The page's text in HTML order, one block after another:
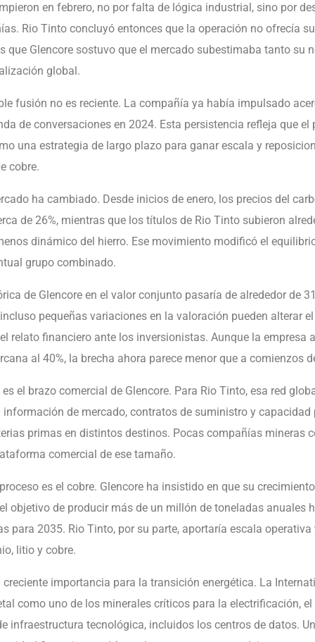
en febrero, no por falta de lógica industrial, sino por
Rio Tinto concluyó entonces que la operación no ofrecía
que Glencore sostuvo que el mercado subestimaba tanto su
global.
fusión no es reciente. La compañía ya había impulsado
de conversaciones en 2024. Esta persistencia refleja que el
una estrategia de largo plazo para ganar escala y
cobre.
ha cambiado. Desde inicios de enero, los precios del
de 26%, mientras que los títulos de Rio Tinto subieron
dinámico del hierro. Ese movimiento modificó el
grupo combinado.
de Glencore en el valor conjunto pasaría de alrededor de
pequeñas variaciones en la valoración pueden alterar
relato financiero ante los inversionistas. Aunque la empresa
al 40%, la brecha ahora parece menor que a comienzos
el brazo comercial de Glencore. Para Rio Tinto, esa red
de mercado, contratos de suministro y capacidad
primas en distintos destinos. Pocas compañías mineras
comercial de ese tamaño.
es el cobre. Glencore ha insistido en que su
objetivo de producir más de un millón de toneladas anuales
para 2035. Rio Tinto, por su parte, aportaría escala operativa
litio y cobre.
creciente importancia para la transición energética. La
como uno de los minerales críticos para la electrificación,
infraestructura tecnológica, incluidos los centros de datos.